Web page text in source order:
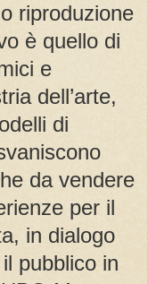
riproduzione
è quello di
e
dell’arte,
di
da vendere
per il
in dialogo
pubblico in